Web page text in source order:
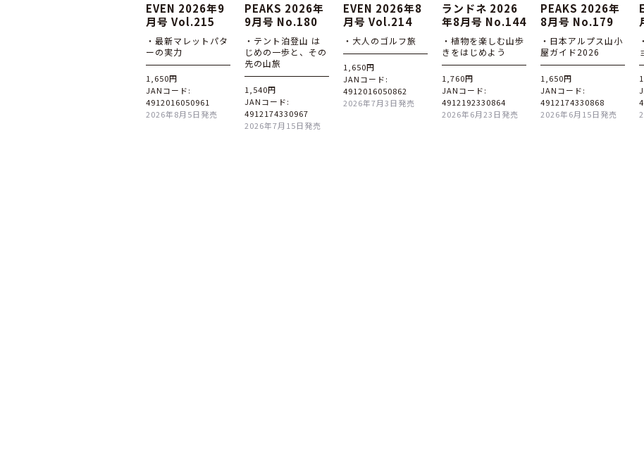
EVEN 2026年9
月号 Vol.215
・最新マレットパタ
ーの実力
1,650円
JANコード:
4912016050961
2026年8月5日発売
PEAKS 2026年
9月号 No.180
・テント泊登山 は
じめの一歩と、その
先の山旅
1,540円
JANコード:
4912174330967
2026年7月15日発売
EVEN 2026年8
月号 Vol.214
・大人のゴルフ旅
1,650円
JANコード:
4912016050862
2026年7月3日発売
ランドネ 2026
年8月号 No.144
・植物を楽しむ山歩
きをはじめよう
1,760円
JANコード:
4912192330864
2026年6月23日発売
PEAKS 2026年
8月号 No.179
・日本アルプス山小
屋ガイド2026
1,650円
JANコード:
4912174330868
2026年6月15日発売